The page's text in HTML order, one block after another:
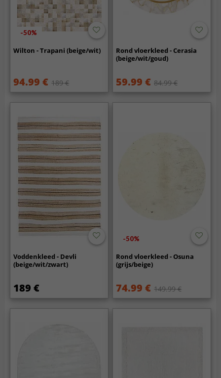
-50%
Wilton - Trapani (beige/wit)
94.99 € 189 €
Rond vloerkleed - Cerasia
(beige/wit/goud)
59.99 € 84.99 €
Voddenkleed - Devli
(beige/wit/zwart)
189 €
-50%
Rond vloerkleed - Osuna
(grijs/beige)
74.99 € 149.99 €